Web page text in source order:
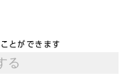
とができます